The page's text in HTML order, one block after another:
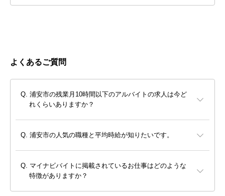
よくあるご質問
浦安市の残業月10時間以下のアルバイトの求人は今ど
れくらいありますか？
浦安市の人気の職種と平均時給が知りたいです。
マイナビバイトに掲載されているお仕事はどのような
特徴がありますか？